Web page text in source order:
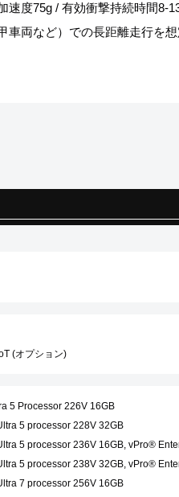
度75g / 有効衝撃持続時間8-
両など）での長距離走行を想
(オプション)
5 Processor 226V​ 16GB
5 processor 228V 32GB​
5 processor 236V 16GB, vPro®
5 processor 238V 32GB, vPro®
7 processor 256V 16GB​